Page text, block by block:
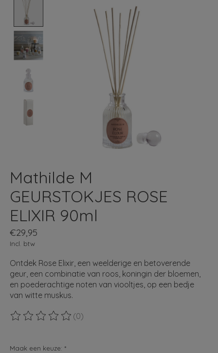
Mathilde M
GEURSTOKJES ROSE
ELIXIR 90ml
€29,95
Incl. btw
Ontdek Rose Elixir, een weelderige en betoverende
geur, een combinatie van roos, koningin der bloemen,
en poederachtige noten van viooltjes, op een bedje
van witte muskus.
De beoordeling van dit product is
(0)
Maak een keuze: *